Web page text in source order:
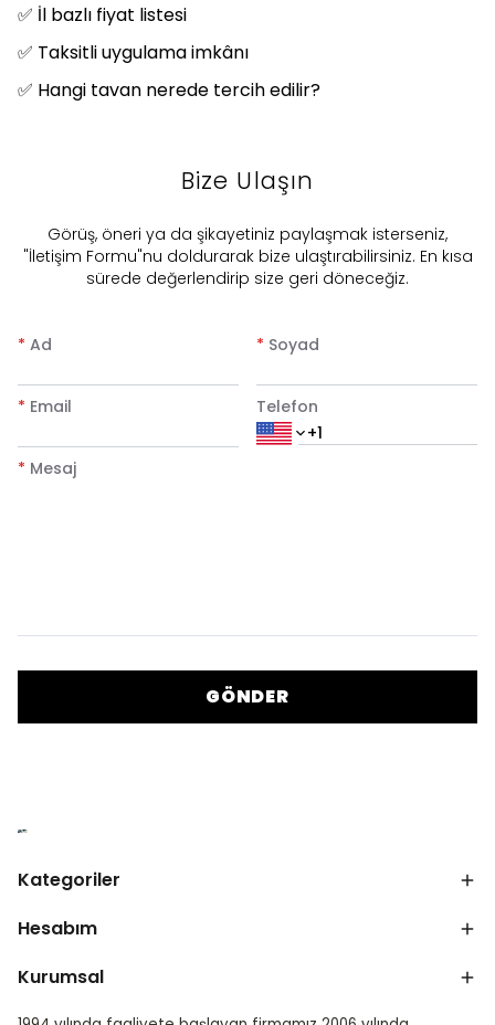
✅ İl bazlı fiyat listesi
✅ Taksitli uygulama imkânı
✅ Hangi tavan nerede tercih edilir?
Bize Ulaşın
​Görüş, öneri ya da şikayetiniz paylaşmak isterseniz,
"İletişim Formu"nu doldurarak bize ulaştırabilirsiniz. En kısa
sürede değerlendirip size geri döneceğiz.
* Ad * Soyad
* Email Telefon
* Mesaj
GÖNDER
Kategoriler
Hesabım
Kurumsal